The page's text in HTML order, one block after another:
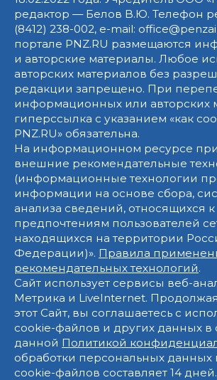
редактор — Белов В.Ю. Телефон
(8412) 238-002, e-mail:
портале PNZ.RU размещаются
и авторские материалы. Любое
авторских материалов без
редакции запрещено. При
информационных или авторских
гиперссылка с указанием «как
PNZ.RU» обязательна.
На информационном ресурсе
внешние рекомендательные
(информационные технологии
информации на основе сбора,
анализа сведений, относящихся к
предпочтениям пользователей
находящихся на территории
Федерации)». Правила
рекомендательных технологий.
Сайт использует сервисы веб-
Метрика и LiveInternet.
этот Сайт, вы соглашаетесь с
cookie-файлов и других данных в
данной Политикой
обработки персональных
cookie-файлов составляет 14 дней.